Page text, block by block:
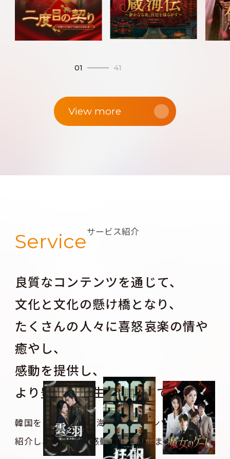
01 41
View more
Serviceサービス紹介
良質なコンテンツを通じて、
文化と文化の懸け橋となり、
たくさんの人々に喜怒哀楽の情や
癒やし、
感動を提供し、
より豊かな人生を探求してもらう
韓国をはじめとする海外のコンテンツを日本に
紹介し、 お客様に感動をお届けします。